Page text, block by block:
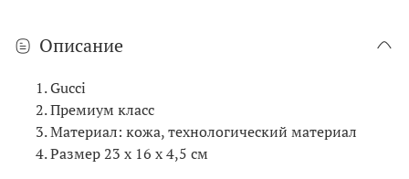
Описание
Gucci
Премиум класс
Материал: кожа, технологический материал
Размер 23 х 16 х 4,5 см